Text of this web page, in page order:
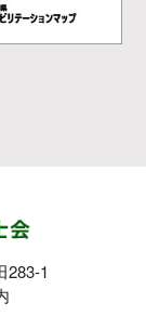
関連領域
関連団体
の同意を
ため
283-1